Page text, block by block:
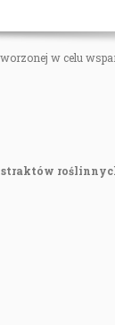
w celu